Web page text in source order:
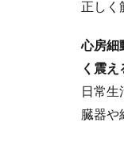
正しく
心房細
く震え
日常生
臓器や